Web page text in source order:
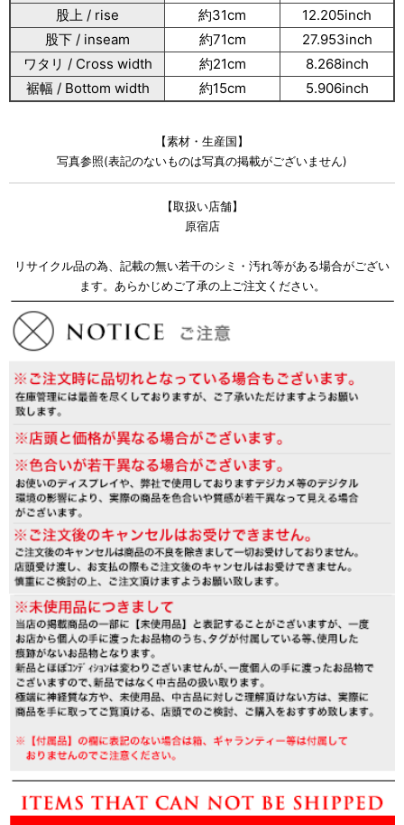
股上 / rise
約31cm
12.205inch
股下 / inseam
約71cm
27.953inch
ワタリ / Cross width
約21cm
8.268inch
裾幅 / Bottom width
約15cm 5.906inch
【素材・生産国】
写真参照(表記のないものは写真の掲載がございません)
【取扱い店舗】
原宿店
リサイクル品の為、記載の無い若干のシミ・汚れ等がある場合がござい
ます。あらかじめご了承の上ご注文ください。